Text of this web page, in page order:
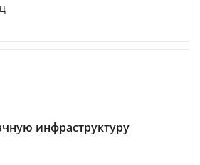
инфраструктуру